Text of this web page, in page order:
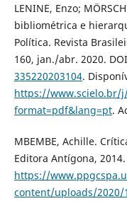
LENINE, Enzo;
bibliométrica e
Política. Revista
160, jan./abr. 2020.
335220203104.
https://www.scielo.br/j/
format=pdf&lang=pt.
MBEMBE, Achille.
Editora Antígona,
https://
content/uploads/2020/